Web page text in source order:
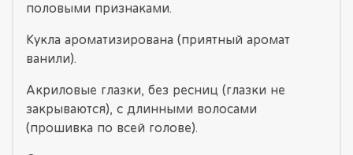
половыми признаками.
Кукла ароматизирована (приятный аромат
ванили).
Акриловые глазки, без ресниц (глазки не
закрываются), с длинными волосами
(прошивка по всей голове).